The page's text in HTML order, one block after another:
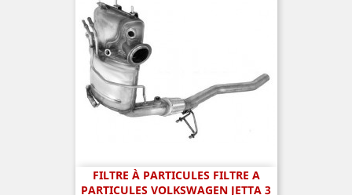
FILTRE À PARTICULES FILTRE A
PARTICULES VOLKSWAGEN JETTA 3